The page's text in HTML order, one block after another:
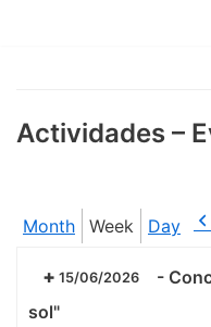
Actividades –
Month Week Day
15/06/2026 -
sol"